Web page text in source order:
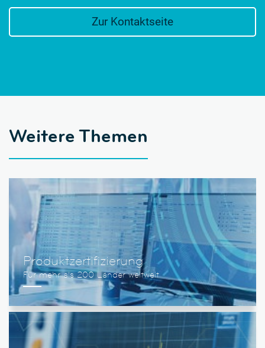
Zur Kontaktseite
Weitere Themen
Produktzertifizierung